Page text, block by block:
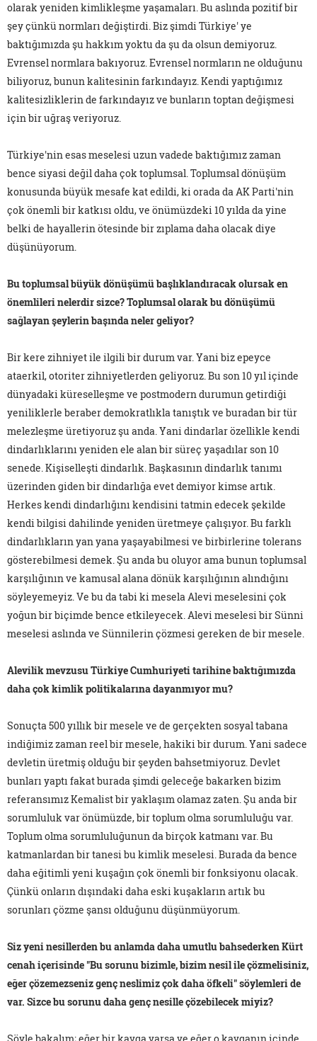
olarak yeniden kimlikleşme yaşamaları. Bu aslında pozitif bir
şey çünkü normları değiştirdi. Biz şimdi Türkiye' ye
baktığımızda şu hakkım yoktu da şu da olsun demiyoruz.
Evrensel normlara bakıyoruz. Evrensel normların ne olduğunu
biliyoruz, bunun kalitesinin farkındayız. Kendi yaptığımız
kalitesizliklerin de farkındayız ve bunların toptan değişmesi
için bir uğraş veriyoruz.
Türkiye'nin esas meselesi uzun vadede baktığımız zaman
bence siyasi değil daha çok toplumsal. Toplumsal dönüşüm
konusunda büyük mesafe kat edildi, ki orada da AK Parti'nin
çok önemli bir katkısı oldu, ve önümüzdeki 10 yılda da yine
belki de hayallerin ötesinde bir zıplama daha olacak diye
düşünüyorum.
Bu toplumsal büyük dönüşümü başlıklandıracak olursak en
önemlileri nelerdir sizce? Toplumsal olarak bu dönüşümü
sağlayan şeylerin başında neler geliyor?
Bir kere zihniyet ile ilgili bir durum var. Yani biz epeyce
ataerkil, otoriter zihniyetlerden geliyoruz. Bu son 10 yıl içinde
dünyadaki küreselleşme ve postmodern durumun getirdiği
yeniliklerle beraber demokratlıkla tanıştık ve buradan bir tür
melezleşme üretiyoruz şu anda. Yani dindarlar özellikle kendi
dindarlıklarını yeniden ele alan bir süreç yaşadılar son 10
senede. Kişiselleşti dindarlık. Başkasının dindarlık tanımı
üzerinden giden bir dindarlığa evet demiyor kimse artık.
Herkes kendi dindarlığını kendisini tatmin edecek şekilde
kendi bilgisi dahilinde yeniden üretmeye çalışıyor. Bu farklı
dindarlıkların yan yana yaşayabilmesi ve birbirlerine tolerans
gösterebilmesi demek. Şu anda bu oluyor ama bunun toplumsal
karşılığının ve kamusal alana dönük karşılığının alındığını
söyleyemeyiz. Ve bu da tabi ki mesela Alevi meselesini çok
yoğun bir biçimde bence etkileyecek. Alevi meselesi bir Sünni
meselesi aslında ve Sünnilerin çözmesi gereken de bir mesele.
Alevilik mevzusu Türkiye Cumhuriyeti tarihine baktığımızda
daha çok kimlik politikalarına dayanmıyor mu?
Sonuçta 500 yıllık bir mesele ve de gerçekten sosyal tabana
indiğimiz zaman reel bir mesele, hakiki bir durum. Yani sadece
devletin üretmiş olduğu bir şeyden bahsetmiyoruz. Devlet
bunları yaptı fakat burada şimdi geleceğe bakarken bizim
referansımız Kemalist bir yaklaşım olamaz zaten. Şu anda bir
sorumluluk var önümüzde, bir toplum olma sorumluluğu var.
Toplum olma sorumluluğunun da birçok katmanı var. Bu
katmanlardan bir tanesi bu kimlik meselesi. Burada da bence
daha eğitimli yeni kuşağın çok önemli bir fonksiyonu olacak.
Çünkü onların dışındaki daha eski kuşakların artık bu
sorunları çözme şansı olduğunu düşünmüyorum.
Siz yeni nesillerden bu anlamda daha umutlu bahsederken Kürt
cenah içerisinde "Bu sorunu bizimle, bizim nesil ile çözmelisiniz,
eğer çözemezseniz genç neslimiz çok daha öfkeli" söylemleri de
var. Sizce bu sorunu daha genç nesille çözebilecek miyiz?